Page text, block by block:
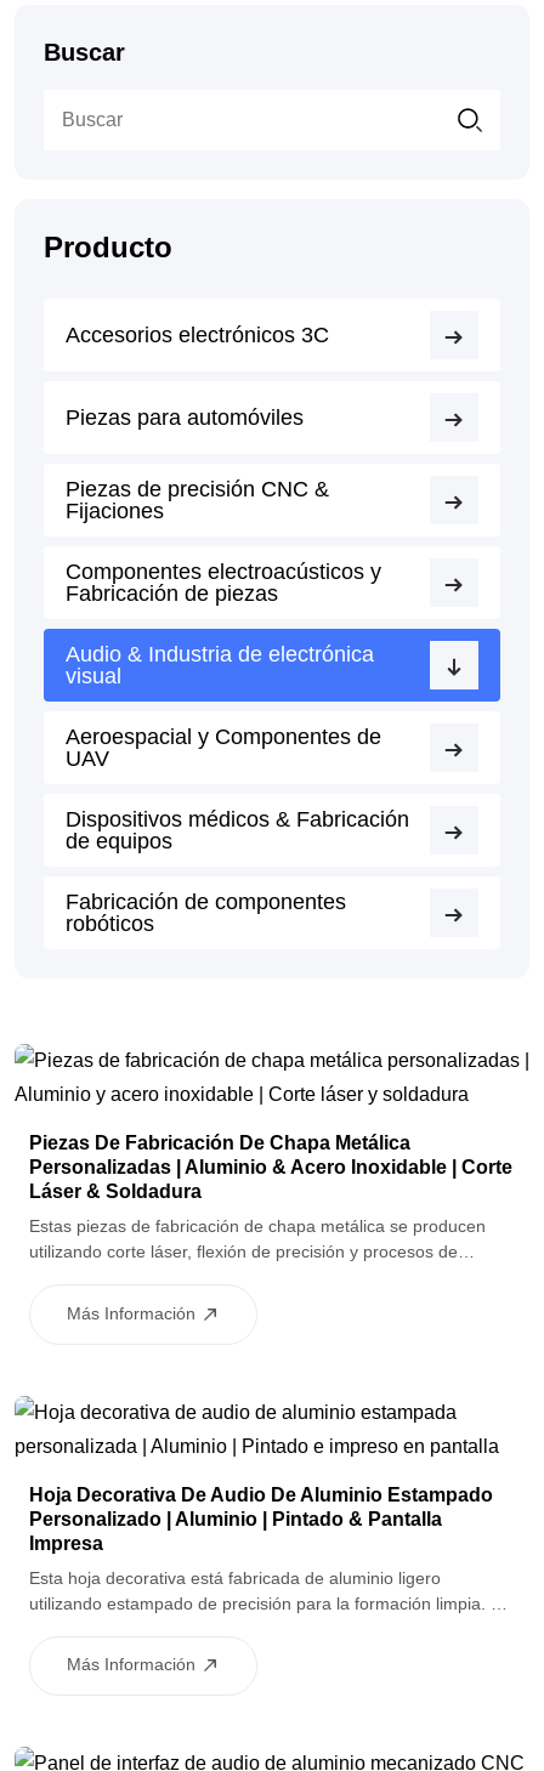
Buscar
Producto
Accesorios electrónicos 3C
Piezas para automóviles
Piezas de precisión CNC &
Fijaciones
Componentes electroacústicos y
Fabricación de piezas
Audio & Industria de electrónica
visual
Aeroespacial y Componentes de
UAV
Dispositivos médicos & Fabricación
de equipos
Fabricación de componentes
robóticos
Piezas De Fabricación De Chapa Metálica
Personalizadas | Aluminio & Acero Inoxidable | Corte
Láser & Soldadura
Estas piezas de fabricación de chapa metálica se producen
utilizando corte láser, flexión de precisión y procesos de
precisas. Son adecuados para marcos, soportes y carcasas de
Más Información
Hoja Decorativa De Audio De Aluminio Estampado
Personalizado | Aluminio | Pintado & Pantalla
Impresa
Esta hoja decorativa está fabricada de aluminio ligero
utilizando estampado de precisión para la formación limpia. Un
textura, mientras que la serigrafía proporciona logotipos o
Más Información